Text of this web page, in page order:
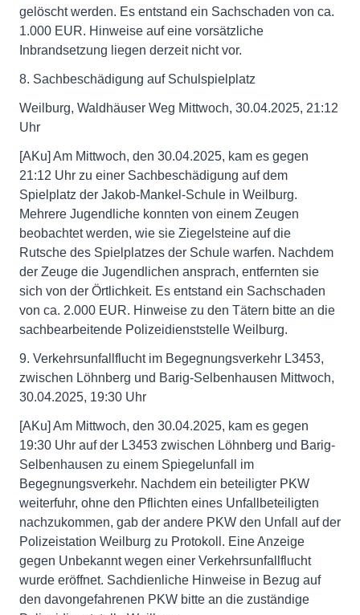
gelöscht werden. Es entstand ein Sachschaden von ca.
1.000 EUR. Hinweise auf eine vorsätzliche
Inbrandsetzung liegen derzeit nicht vor.
8. Sachbeschädigung auf Schulspielplatz
Weilburg, Waldhäuser Weg Mittwoch, 30.04.2025, 21:12
Uhr
[AKu] Am Mittwoch, den 30.04.2025, kam es gegen
21:12 Uhr zu einer Sachbeschädigung auf dem
Spielplatz der Jakob-Mankel-Schule in Weilburg.
Mehrere Jugendliche konnten von einem Zeugen
beobachtet werden, wie sie Ziegelsteine auf die
Rutsche des Spielplatzes der Schule warfen. Nachdem
der Zeuge die Jugendlichen ansprach, entfernten sie
sich von der Örtlichkeit. Es entstand ein Sachschaden
von ca. 2.000 EUR. Hinweise zu den Tätern bitte an die
sachbearbeitende Polizeidienststelle Weilburg.
9. Verkehrsunfallflucht im Begegnungsverkehr L3453,
zwischen Löhnberg und Barig-Selbenhausen Mittwoch,
30.04.2025, 19:30 Uhr
[AKu] Am Mittwoch, den 30.04.2025, kam es gegen
19:30 Uhr auf der L3453 zwischen Löhnberg und Barig-
Selbenhausen zu einem Spiegelunfall im
Begegnungsverkehr. Nachdem ein beteiligter PKW
weiterfuhr, ohne den Pflichten eines Unfallbeteiligten
nachzukommen, gab der andere PKW den Unfall auf der
Polizeistation Weilburg zu Protokoll. Eine Anzeige
gegen Unbekannt wegen einer Verkehrsunfallflucht
wurde eröffnet. Sachdienliche Hinweise in Bezug auf
den davongefahrenen PKW bitte an die zuständige